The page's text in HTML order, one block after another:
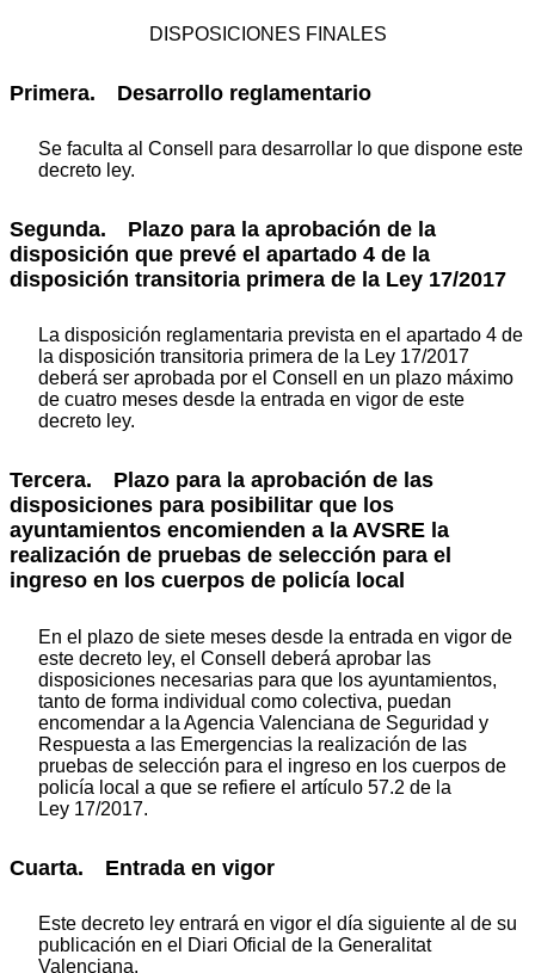
DISPOSICIONES FINALES
Primera. Desarrollo reglamentario
Se faculta al Consell para desarrollar lo que dispone este
decreto ley.
Segunda. Plazo para la aprobación de la
disposición que prevé el apartado 4 de la
disposición transitoria primera de la Ley 17/2017
La disposición reglamentaria prevista en el apartado 4 de
la disposición transitoria primera de la Ley 17/2017
deberá ser aprobada por el Consell en un plazo máximo
de cuatro meses desde la entrada en vigor de este
decreto ley.
Tercera. Plazo para la aprobación de las
disposiciones para posibilitar que los
ayuntamientos encomienden a la AVSRE la
realización de pruebas de selección para el
ingreso en los cuerpos de policía local
En el plazo de siete meses desde la entrada en vigor de
este decreto ley, el Consell deberá aprobar las
disposiciones necesarias para que los ayuntamientos,
tanto de forma individual como colectiva, puedan
encomendar a la Agencia Valenciana de Seguridad y
Respuesta a las Emergencias la realización de las
pruebas de selección para el ingreso en los cuerpos de
policía local a que se refiere el artículo 57.2 de la
Ley 17/2017.
Cuarta. Entrada en vigor
Este decreto ley entrará en vigor el día siguiente al de su
publicación en el Diari Oficial de la Generalitat
Valenciana.